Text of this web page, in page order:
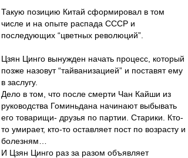
Такую позицию Китай сформировал в том
числе и на опыте распада СССР и
последующих “цветных революций”.
Цзян Цинго вынужден начать процесс, который
позже назовут “тайванизацией” и поставят ему
в заслугу.
Дело в том, что после смерти Чан Кайши из
руководства Гоминьдана начинают выбывать
его товарищи- друзья по партии. Старики. Кто-
то умирает, кто-то оставляет пост по возрасту и
болезням…
И Цзян Цинго раз за разом объявляет